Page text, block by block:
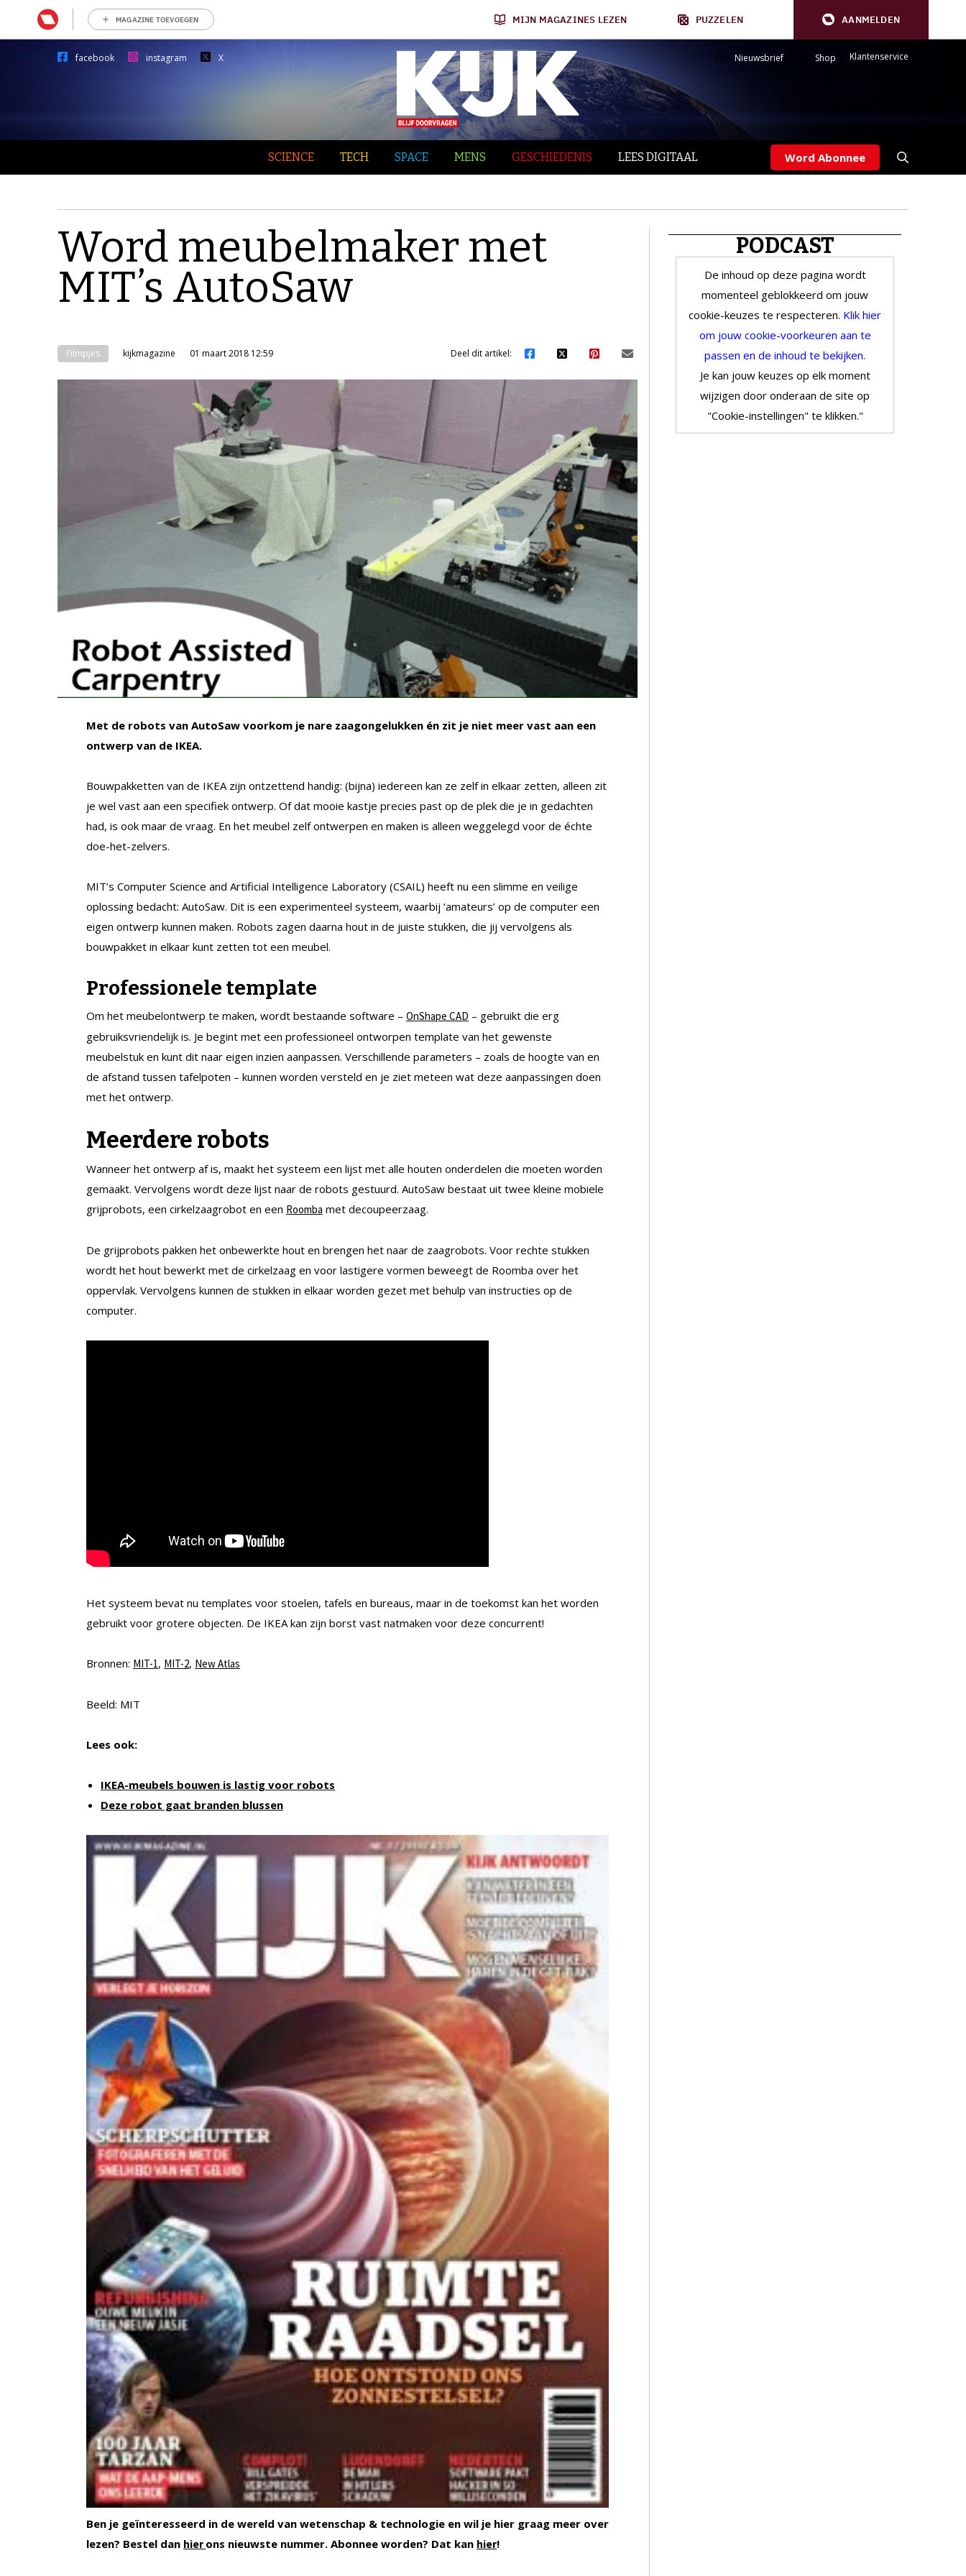
MAGAZINE TOEVOEGEN MIJN MAGAZINES LEZEN PUZZELEN AANMELDEN
facebook instagram X Nieuwsbrief Shop Klantenservice
SCIENCE TECH SPACE MENS GESCHIEDENIS LEES DIGITAAL Word Abonnee
Word meubelmaker met
MIT’s AutoSaw
Filmpjes kijkmagazine 01 maart 2018 12:59 Deel dit artikel:
Met de robots van AutoSaw voorkom je nare zaagongelukken én zit je niet meer vast aan een
ontwerp van de IKEA.
Bouwpakketten van de IKEA zijn ontzettend handig: (bijna) iedereen kan ze zelf in elkaar zetten, alleen zit
je wel vast aan een specifiek ontwerp. Of dat mooie kastje precies past op de plek die je in gedachten
had, is ook maar de vraag. En het meubel zelf ontwerpen en maken is alleen weggelegd voor de échte
doe-het-zelvers.
MIT’s Computer Science and Artificial Intelligence Laboratory (CSAIL) heeft nu een slimme en veilige
oplossing bedacht: AutoSaw. Dit is een experimenteel systeem, waarbij ‘amateurs’ op de computer een
eigen ontwerp kunnen maken. Robots zagen daarna hout in de juiste stukken, die jij vervolgens als
bouwpakket in elkaar kunt zetten tot een meubel.
Professionele template
Om het meubelontwerp te maken, wordt bestaande software – OnShape CAD – gebruikt die erg
gebruiksvriendelijk is. Je begint met een professioneel ontworpen template van het gewenste
meubelstuk en kunt dit naar eigen inzien aanpassen. Verschillende parameters – zoals de hoogte van en
de afstand tussen tafelpoten – kunnen worden versteld en je ziet meteen wat deze aanpassingen doen
met het ontwerp.
Meerdere robots
Wanneer het ontwerp af is, maakt het systeem een lijst met alle houten onderdelen die moeten worden
gemaakt. Vervolgens wordt deze lijst naar de robots gestuurd. AutoSaw bestaat uit twee kleine mobiele
grijprobots, een cirkelzaagrobot en een Roomba met decoupeerzaag.
De grijprobots pakken het onbewerkte hout en brengen het naar de zaagrobots. Voor rechte stukken
wordt het hout bewerkt met de cirkelzaag en voor lastigere vormen beweegt de Roomba over het
oppervlak. Vervolgens kunnen de stukken in elkaar worden gezet met behulp van instructies op de
computer.
Het systeem bevat nu templates voor stoelen, tafels en bureaus, maar in de toekomst kan het worden
gebruikt voor grotere objecten. De IKEA kan zijn borst vast natmaken voor deze concurrent!
Bronnen: MIT-1, MIT-2, New Atlas
Beeld: MIT
Lees ook:
IKEA-meubels bouwen is lastig voor robots
Deze robot gaat branden blussen
Ben je geïnteresseerd in de wereld van wetenschap & technologie en wil je hier graag meer over
lezen? Bestel dan hier ons nieuwste nummer. Abonnee worden? Dat kan hier!
PODCAST
De inhoud op deze pagina wordt
momenteel geblokkeerd om jouw
cookie-keuzes te respecteren. Klik hier
om jouw cookie-voorkeuren aan te
passen en de inhoud te bekijken.
Je kan jouw keuzes op elk moment
wijzigen door onderaan de site op
"Cookie-instellingen" te klikken."